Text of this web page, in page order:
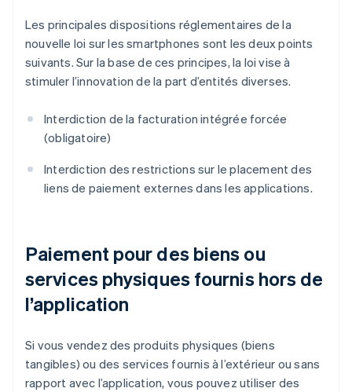
Les principales dispositions réglementaires de la
nouvelle loi sur les smartphones sont les deux points
suivants. Sur la base de ces principes, la loi vise à
stimuler l’innovation de la part d’entités diverses.
Interdiction de la facturation intégrée forcée
(obligatoire)
Interdiction des restrictions sur le placement des
liens de paiement externes dans les applications.
Paiement pour des biens ou
services physiques fournis hors de
l’application
Si vous vendez des produits physiques (biens
tangibles) ou des services fournis à l’extérieur ou sans
rapport avec l’application, vous pouvez utiliser des